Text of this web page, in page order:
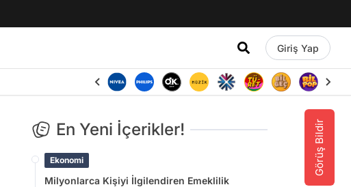
Giriş Yap
Görüş Bildir
En Yeni İçerikler!
Ekonomi
Milyonlarca Kişiyi İlgilendiren Emeklilik